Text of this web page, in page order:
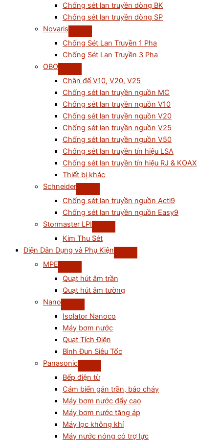
Chống sét lan truyền dòng BK
Chống sét lan truyền dòng SP
Novaris
Chống Sét Lan Truyền 1 Pha
Chống Sét Lan Truyền 3 Pha
OBO
Chân đế V10, V20, V25
Chống sét lan truyền nguồn MC
Chống sét lan truyền nguồn V10
Chống sét lan truyền nguồn V20
Chống sét lan truyền nguồn V25
Chống sét lan truyền nguồn V50
Chống sét lan truyền tín hiệu LSA
Chống sét lan truyền tín hiệu RJ & KOAX
Thiết bị khác
Schneider
Chống sét lan truyền nguồn Acti9
Chống sét lan truyền nguồn Easy9
Stormaster LPI
Kim Thu Sét
Điện Dân Dụng và Phụ Kiện
MPE
Quạt hút âm trần
Quạt hút âm tường
Nano
Isolator Nanoco
Máy bơm nước
Quạt Tích Điện
Bình Đun Siêu Tốc
Panasonic
Bếp điện từ
Cám biến gắn trần, báo cháy
Máy bơm nước đẩy cao
Máy bơm nước tăng áp
Máy lọc không khí
Máy nước nóng có trợ lực